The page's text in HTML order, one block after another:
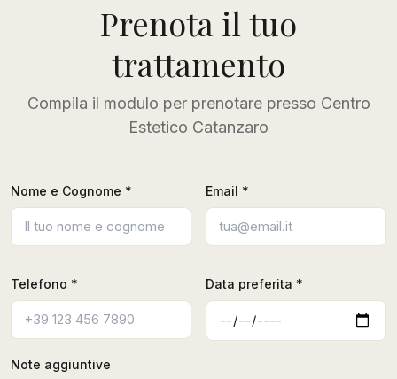
Prenota il tuo
trattamento
Compila il modulo per prenotare presso Centro
Estetico Catanzaro
Nome e Cognome * Email *
Telefono * Data preferita *
Note aggiuntive